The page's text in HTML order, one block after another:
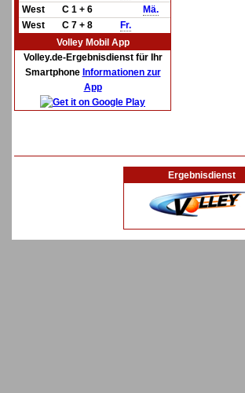
West
C 1 + 6
Mä.
West
C 7 + 8
Fr.
Volley Mobil App
Volley.de-Ergebnisdienst für Ihr
Smartphone Informationen zur
App
Ergebnisdienst